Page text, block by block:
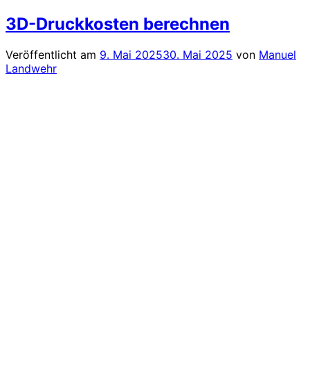
3D-Druckkosten berechnen
Veröffentlicht am 9. Mai 202530. Mai 2025 von Manuel
Landwehr